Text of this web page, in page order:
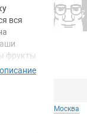
Москва
вся
фрукты